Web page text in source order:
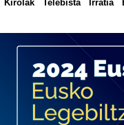
Kirolak Telebista Irratia